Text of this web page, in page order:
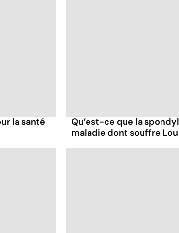
la santé
Qu’est-ce que la
maladie dont souffre